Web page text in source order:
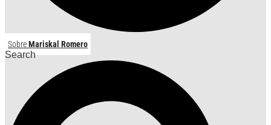
SobreMariskal Romero
Search